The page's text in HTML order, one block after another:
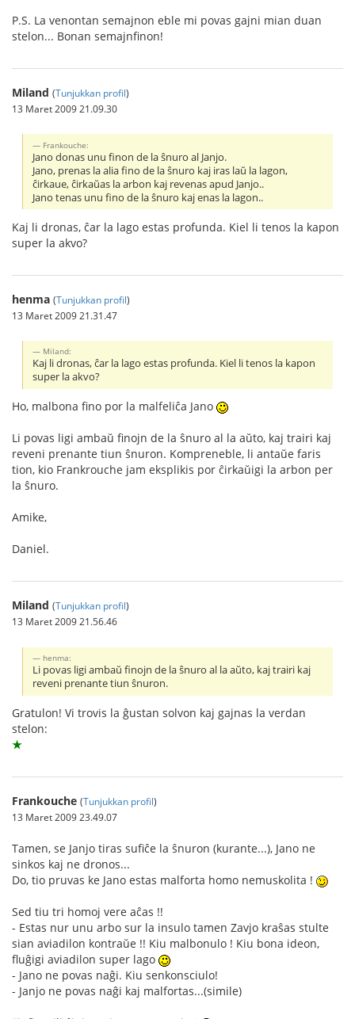
P.S. La venontan semajnon eble mi povas gajni mian duan
stelon... Bonan semajnfinon!
Miland (Tunjukkan profil)
13 Maret 2009 21.09.30
Frankouche:
Jano donas unu finon de la ŝnuro al Janjo.
Jano, prenas la alia fino de la ŝnuro kaj iras laŭ la lagon,
ĉirkaue, ĉirkaŭas la arbon kaj revenas apud Janjo..
Jano tenas unu fino de la ŝnuro kaj enas la lagon..
Kaj li dronas, ĉar la lago estas profunda. Kiel li tenos la kapon
super la akvo?
henma (Tunjukkan profil)
13 Maret 2009 21.31.47
Miland:
Kaj li dronas, ĉar la lago estas profunda. Kiel li tenos la kapon
super la akvo?
Ho, malbona fino por la malfeliĉa Jano
Li povas ligi ambaŭ finojn de la ŝnuro al la aŭto, kaj trairi kaj
reveni prenante tiun ŝnuron. Kompreneble, li antaŭe faris
tion, kio Frankrouche jam eksplikis por ĉirkaŭigi la arbon per
la ŝnuro.
Amike,
Daniel.
Miland (Tunjukkan profil)
13 Maret 2009 21.56.46
henma:
Li povas ligi ambaŭ finojn de la ŝnuro al la aŭto, kaj trairi kaj
reveni prenante tiun ŝnuron.
Gratulon! Vi trovis la ĝustan solvon kaj gajnas la verdan
stelon:
★
Frankouche (Tunjukkan profil)
13 Maret 2009 23.49.07
Tamen, se Janjo tiras sufiĉe la ŝnuron (kurante...), Jano ne
sinkos kaj ne dronos...
Do, tio pruvas ke Jano estas malforta homo nemuskolita !
Sed tiu tri homoj vere aĉas !!
- Estas nur unu arbo sur la insulo tamen Zavjo kraŝas stulte
sian aviadilon kontraŭe !! Kiu malbonulo ! Kiu bona ideon,
fluĝigi aviadilon super lago
- Jano ne povas naĝi. Kiu senkonsciulo!
- Janjo ne povas naĝi kaj malfortas...(simile)